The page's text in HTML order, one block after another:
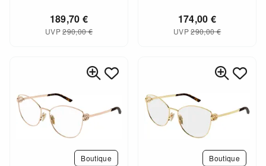
189,70€
UVP290,00€
174,00€
UVP290,00€
Boutique Boutique